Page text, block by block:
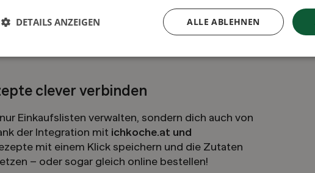
im Blick
und erhalte Benachrichtigungen über passende
bares Geld!
clever verbinden
Einkaufslisten verwalten, sondern dich auch von
der Integration mit ichkoche.at und
mit einem Klick speichern und die Zutaten
– oder sogar gleich online bestellen!
ALLE ABLEHNEN
DETAILS ANZEIGEN